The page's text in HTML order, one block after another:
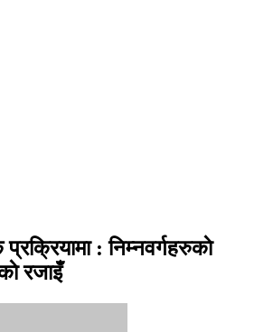
प्रक्रियामा : निम्नवर्गहरुकाे
रजाइँ